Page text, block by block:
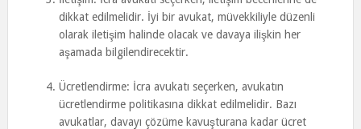
dikkat edilmelidir. İyi bir avukat, müvekkiliyle düzenli
olarak iletişim halinde olacak ve davaya ilişkin her
aşamada bilgilendirecektir.
Ücretlendirme: İcra avukatı seçerken, avukatın
ücretlendirme politikasına dikkat edilmelidir. Bazı
avukatlar, davayı çözüme kavuşturana kadar ücret